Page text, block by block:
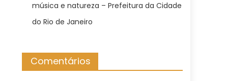
música e natureza – Prefeitura da Cidade
do Rio de Janeiro
Comentários